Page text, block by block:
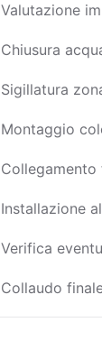
Valutazione
Chiusura
Sigillatura
Montaggio
Installazione
Verifica
Collaudo